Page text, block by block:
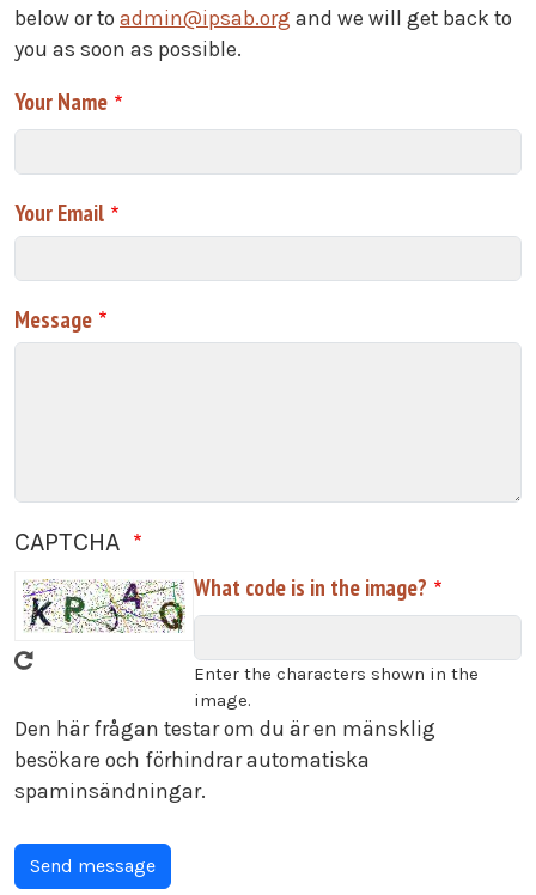
below or to admin@ipsab.org and we will get back to
you as soon as possible.
Your Name
Your Email
Message
CAPTCHA
What code is in the image?
Enter the characters shown in the
image.
Den här frågan testar om du är en mänsklig
besökare och förhindrar automatiska
spaminsändningar.